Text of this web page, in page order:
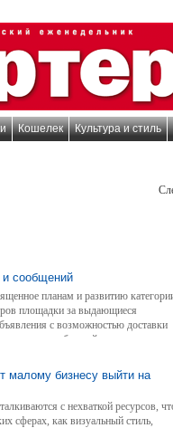
Кошелек Культура и стиль
и сообщений
планам и развитию
площадки за выдающиеся
с возможностью доставки
и сообщений.
малому бизнесу выйти на
с нехваткой ресурсов,
сферах, как визуальный стиль,